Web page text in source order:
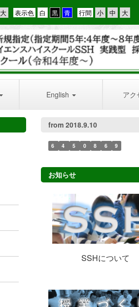
行間
表示色
English アク
from 2018.9.10
6 4 5 0 8 6 9
お知らせ
SSHについて